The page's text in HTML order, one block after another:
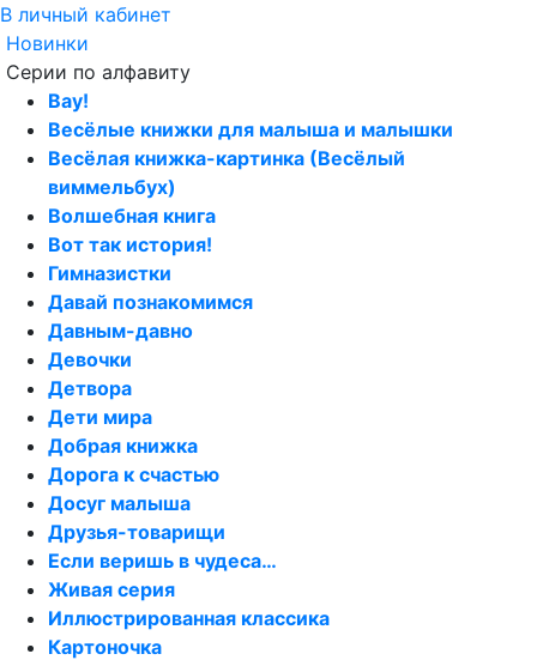
В личный кабинет
Новинки
Серии по алфавиту
Вау!
Весёлые книжки для малыша и малышки
Весёлая книжка-картинка (Весёлый
виммельбух)
Волшебная книга
Вот так история!
Гимназистки
Давай познакомимся
Давным-давно
Девочки
Детвора
Дети мира
Добрая книжка
Дорога к счастью
Досуг малыша
Друзья-товарищи
Если веришь в чудеса…
Живая серия
Иллюстрированная классика
Картоночка